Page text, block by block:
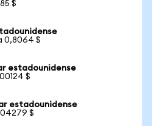
$
0,8064 $
estadounidense
$
estadounidense
$